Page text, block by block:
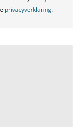
privacyverklaring.